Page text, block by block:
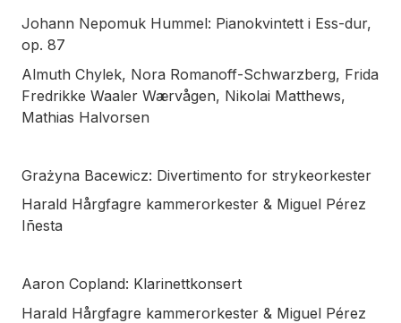
Johann Nepomuk Hummel: Pianokvintett i Ess-dur,
op. 87
Almuth Chylek, Nora Romanoff-Schwarzberg, Frida
Fredrikke Waaler Wærvågen, Nikolai Matthews,
Mathias Halvorsen
Grażyna Bacewicz: Divertimento for strykeorkester
Harald Hårgfagre kammerorkester & Miguel Pérez
Iñesta
Aaron Copland: Klarinettkonsert
Harald Hårgfagre kammerorkester & Miguel Pérez